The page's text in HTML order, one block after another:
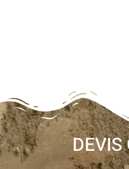
DEVIS